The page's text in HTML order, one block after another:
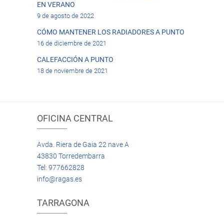
EN VERANO
9 de agosto de 2022
CÓMO MANTENER LOS RADIADORES A PUNTO
16 de diciembre de 2021
CALEFACCIÓN A PUNTO
18 de noviembre de 2021
OFICINA CENTRAL
Avda. Riera de Gaia 22 nave A
43830 Torredembarra
Tel: 977662828
info@ragas.es
TARRAGONA